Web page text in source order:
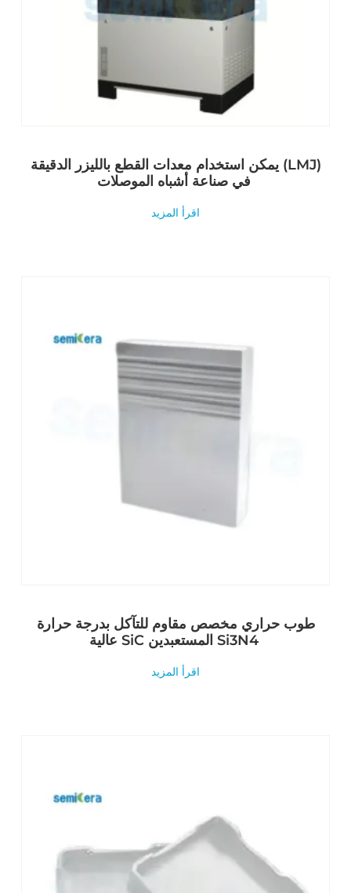
يمكن استخدام معدات القطع بالليزر الدقيقة (LMJ)
اقرأ المزيد
طوب حراري مخصص مقاوم للتآكل بدرجة حرارة
عالية SiC المستعبدين Si3N4
اقرأ المزيد